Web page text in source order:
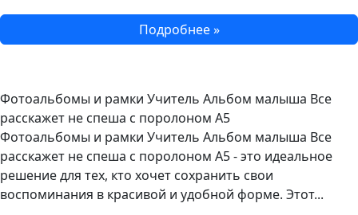
Подробнее »
Фотоальбомы и рамки Учитель Альбом малыша Все
расскажет не спеша с поролоном А5
Фотоальбомы и рамки Учитель Альбом малыша Все
расскажет не спеша с поролоном А5 - это идеальное
решение для тех, кто хочет сохранить свои
воспоминания в красивой и удобной форме. Этот...